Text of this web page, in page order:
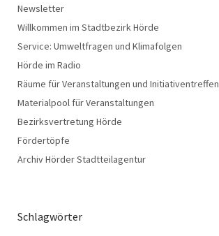
Newsletter
Willkommen im Stadtbezirk Hörde
Service: Umweltfragen und Klimafolgen
Hörde im Radio
Räume für Veranstaltungen und Initiativentreffen
Materialpool für Veranstaltungen
Bezirksvertretung Hörde
Fördertöpfe
Archiv Hörder Stadtteilagentur
Schlagwörter